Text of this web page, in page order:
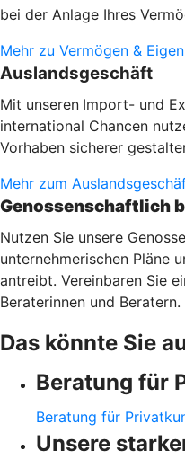
bei der Anlage Ihres
Mehr zu Vermögen &
Auslandsgeschäft
Mit unseren Import- und
international Chancen
Vorhaben sicherer
Mehr zum
Genossenschaftlich
Nutzen Sie unsere
unternehmerischen Pläne
antreibt. Vereinbaren Sie
Beraterinnen und
Das könnte Sie
Beratung für
Beratung für
Unsere